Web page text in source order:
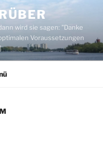
wird sie sagen: "Danke
Voraussetzungen